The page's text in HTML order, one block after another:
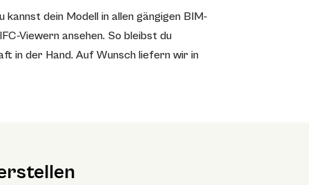
dein Modell in allen gängigen BIM-
Viewern ansehen. So bleibst du
in der Hand. Auf Wunsch liefern wir in